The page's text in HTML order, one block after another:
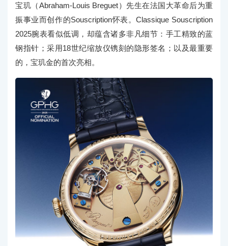
宝玑（Abraham-Louis Breguet）先生在法国大革命后为重
振事业而创作的Souscription怀表。Classique Souscription
2025腕表看似低调，却蕴含诸多非凡细节：手工精致的蓝
钢指针；采用18世纪缩放仪镌刻的隐形签名；以及最重要
的，宝玑金的首次亮相。